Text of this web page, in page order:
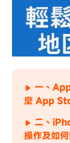
一、
麼 App
二、
操作及如